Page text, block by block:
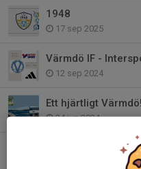
1948
17 sep 2025
12 sep 2024
Ett hjärtligt Värmdö!
24 jun 2024
Bli medlem i Club